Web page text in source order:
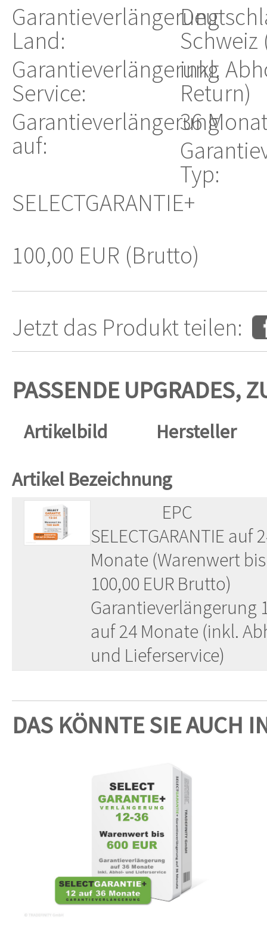
Garantieverlängerung
Land:
Schweiz
Garantieverlängerung
Service:
inkl.
Return)
Garantieverlängerung
auf:
36
Typ:
SELECTGARANTIE+
100,00 EUR (Brutto)
Jetzt das Produkt teilen:
PASSENDE UPGRADES,
Artikelbild
Hersteller
Artikel Bezeichnung
EPC
SELECTGARANTIE auf
Monate (Warenwert bis
100,00 EUR Brutto)
Garantieverlängerung
auf 24 Monate (inkl.
und Lieferservice)
DAS KÖNNTE SIE AUCH